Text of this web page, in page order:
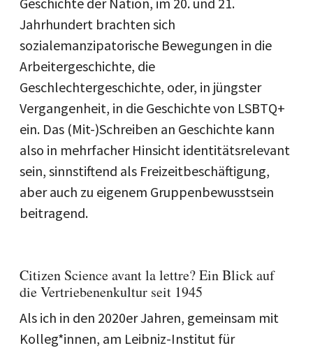
Jahrhundert brachten sich
sozialemanzipatorische Bewegungen in die
Arbeitergeschichte, die
Geschlechtergeschichte, oder, in jüngster
Vergangenheit, in die Geschichte von LSBTQ+
ein. Das (Mit-)Schreiben an Geschichte kann
also in mehrfacher Hinsicht identitätsrelevant
sein, sinnstiftend als Freizeitbeschäftigung,
aber auch zu eigenem Gruppenbewusstsein
beitragend.
Citizen Science avant la lettre? Ein Blick auf
die Vertriebenenkultur seit 1945
Als ich in den 2020er Jahren, gemeinsam mit
Kolleg*innen, am Leibniz-Institut für